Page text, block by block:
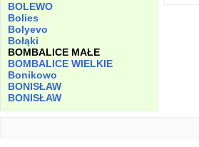
BOLEWO
Bolies
Bolyevo
Bołąki
BOMBALICE MAŁE
BOMBALICE WIELKIE
Bonikowo
BONISŁAW
BONISŁAW